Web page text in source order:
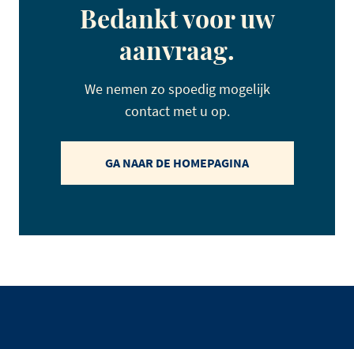
Bedankt voor uw
aanvraag.
We nemen zo spoedig mogelijk
contact met u op.
GA NAAR DE HOMEPAGINA